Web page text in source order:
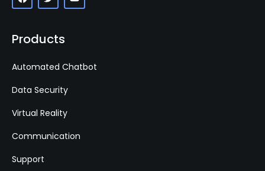
Products
Automated Chatbot
Data Security
Virtual Reality
Communication
Support